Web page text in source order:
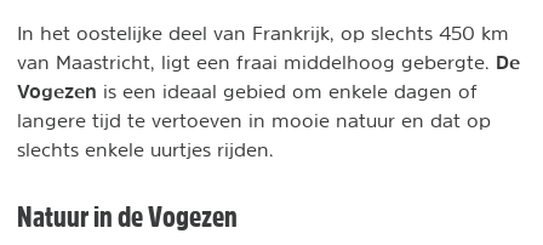
In het oostelijke deel van Frankrijk, op slechts 450 km
van Maastricht, ligt een fraai middelhoog gebergte. De
Vogezen is een ideaal gebied om enkele dagen of
langere tijd te vertoeven in mooie natuur en dat op
slechts enkele uurtjes rijden.
Natuur in de Vogezen